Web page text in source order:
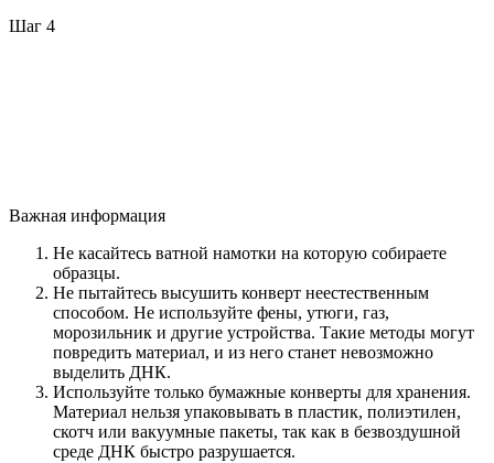
Шаг 4
Важная информация
Не касайтесь ватной намотки на которую собираете
образцы.
Не пытайтесь высушить конверт неестественным
способом. Не используйте фены, утюги, газ,
морозильник и другие устройства. Такие методы могут
повредить материал, и из него станет невозможно
выделить ДНК.
Используйте только бумажные конверты для хранения.
Материал нельзя упаковывать в пластик, полиэтилен,
скотч или вакуумные пакеты, так как в безвоздушной
среде ДНК быстро разрушается.